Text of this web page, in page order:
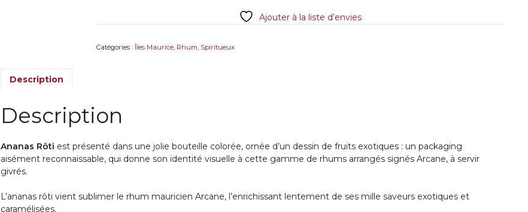
Ajouter à la liste d’envies
Catégories : Îles Maurice, Rhum, Spiritueux
Description
Description
Ananas Rôti est présenté dans une jolie bouteille colorée, ornée d’un dessin de fruits exotiques : un packaging
aisément reconnaissable, qui donne son identité visuelle à cette gamme de rhums arrangés signés Arcane, à servir
givrés.
L’ananas rôti vient sublimer le rhum mauricien Arcane, l’enrichissant lentement de ses mille saveurs exotiques et
caramélisées.